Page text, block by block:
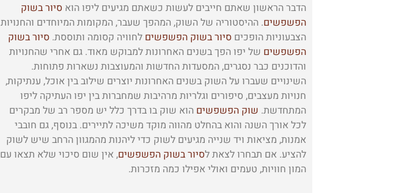
הדבר הראשון שאתם חייבים לעשות כשאתם מגיעים ליפו הוא סיור בשוק
הפשפשים. ההיסטוריה של השוק, המהפך שעבר, המקומות המיוחדים והחנויות
הצבעוניות הופכים סיור בשוק הפשפשים לחוויה קסומה ותוססת. סיור בשוק
הפשפשים של יפו הפך בשנים האחרונות למבוקש מאוד. גם אחרי שהחנויות
והדוכנים כבר נסגרים, המסעדות החדשות והמעוצבות נשארות פתוחות.
השינויים שעברו על השוק בשנים האחרונות יוצרים שילוב בין אוכל, ענתיקות,
חנויות מעצבים, סיפורים וגלריות מרהיבות שמחברות בין יפו העתיקה ליפו
המתחדשת. שוק הפשפשים הוא שוק בו בדרך כלל יש מספר רב של מבקרים
לכל אורך השנה והוא בהחלט מהווה מוקד משיכה לתיירים. בנוסף, גם חובבי
אמנות, מציאות ויד שנייה מגיעים לשוק כדי ליהנות מהמגוון הרחב שיש לשוק
להציע. אם תבחרו לצאת לסיור בשוק הפשפשים, אין שום סיכוי שלא תצאו עם
המון חוויות, טעמים ואולי אפילו כמה מזכרות.